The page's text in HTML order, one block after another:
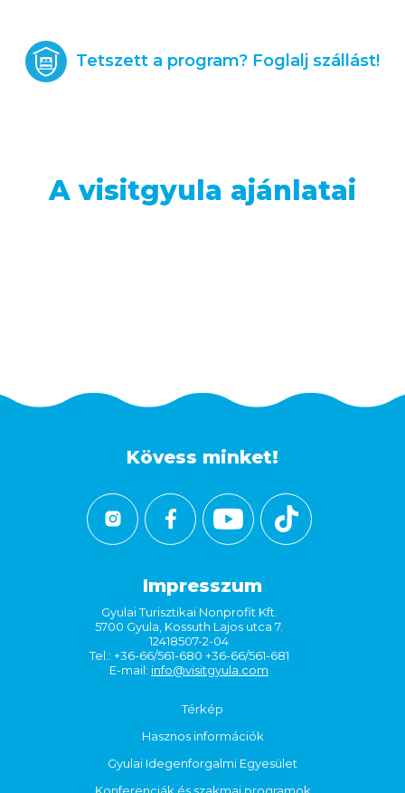
Tetszett a program? Foglalj szállást!
A visitgyula ajánlatai
Kövess minket!
Impresszum
Gyulai Turisztikai Nonprofit Kft.
5700 Gyula, Kossuth Lajos utca 7.
12418507-2-04
Tel.: +36-66/561-680 +36-66/561-681
E-mail: info@visitgyula.com
Térkép
Hasznos információk
Gyulai Idegenforgalmi Egyesület
Konferenciák és szakmai programok